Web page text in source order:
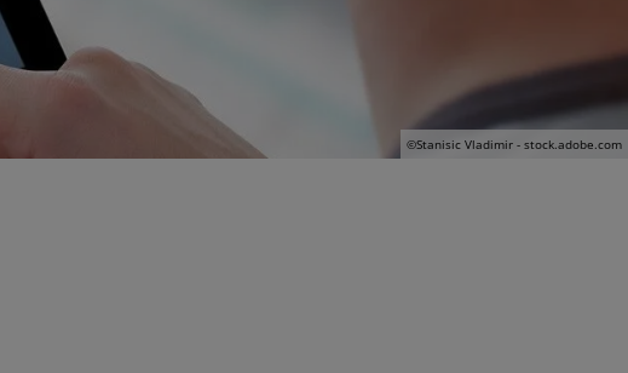
©Stanisic Vladimir - stock.adobe.com